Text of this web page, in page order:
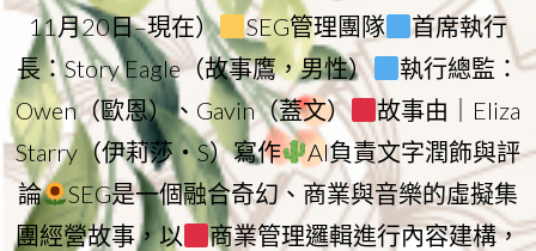
11月20日–現在）
SEG管理團隊
首席執行
長：Story Eagle（故事鷹，男性）
執行總監：
Owen（歐恩）、Gavin（蓋文）
故事由｜Eliza
Starry（伊莉莎・S）寫作
AI負責文字潤飾與評
論
SEG是一個融合奇幻、商業與音樂的虛擬集
團經營故事，以
商業管理邏輯進行內容建構，